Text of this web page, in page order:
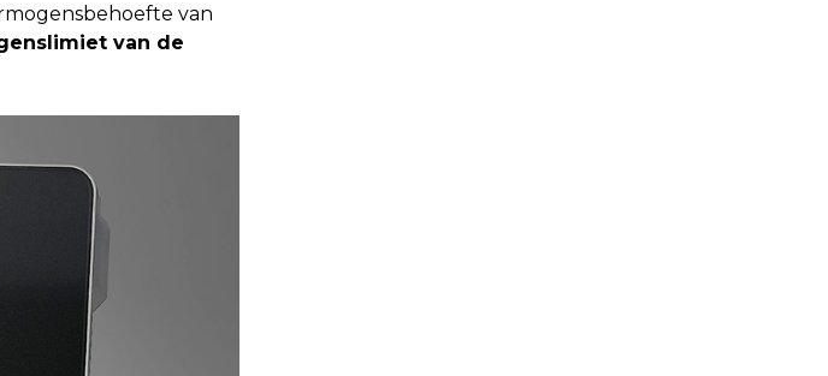
van
van de